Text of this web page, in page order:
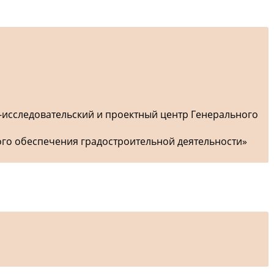
и проектный центр Генерального
обеспечения градостроительной деятельности»